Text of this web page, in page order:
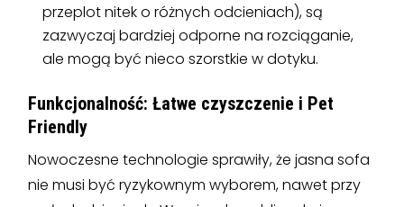
przeplot nitek o różnych odcieniach), są
zazwyczaj bardziej odporne na rozciąganie,
ale mogą być nieco szorstkie w dotyku.
Funkcjonalność: Łatwe czyszczenie i Pet
Friendly
Nowoczesne technologie sprawiły, że jasna sofa
nie musi być ryzykownym wyborem, nawet przy